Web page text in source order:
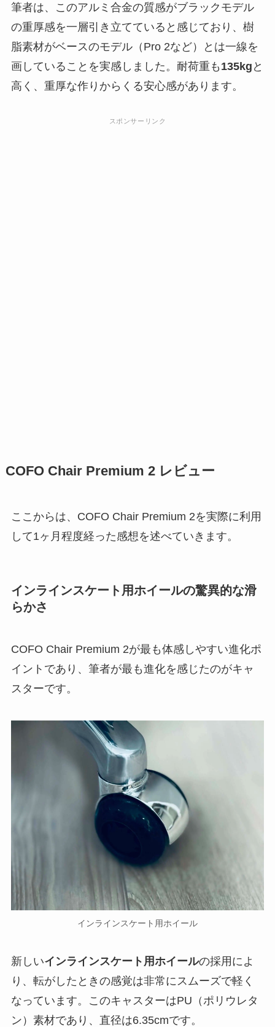
筆者は、このアルミ合金の質感がブラックモデル
の重厚感を一層引き立てていると感じており、樹
脂素材がベースのモデル（Pro 2など）とは一線を
画していることを実感しました。耐荷重も 135kg と
高く、重厚な作りからくる安心感があります。
COFO Chair Premium 2 レビュー
ここからは、COFO Chair Premium 2を実際に利用
して1ヶ月程度経った感想を述べていきます。
インラインスケート用ホイールの驚異的な滑
らかさ
COFO Chair Premium 2が最も体感しやすい進化ポ
イントであり、筆者が最も進化を感じたのがキャ
スターです。
インラインスケート用ホイール
新しいインラインスケート用ホイールの採用によ
り、転がしたときの感覚は非常にスムーズで軽く
なっています。このキャスターはPU（ポリウレタ
ン）素材であり、直径は6.35cmです。